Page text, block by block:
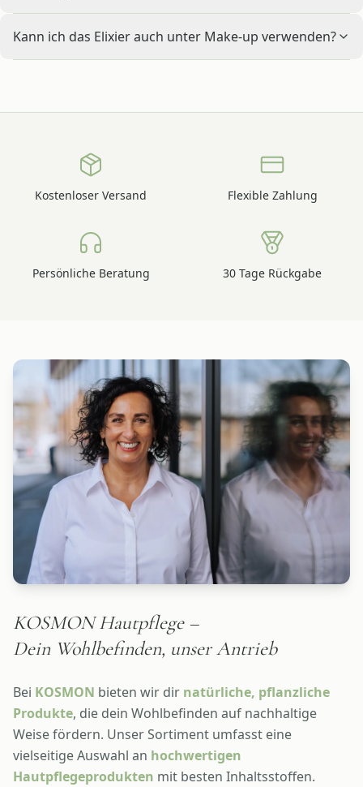
Kann ich das Elixier auch unter Make-up verwenden?
Kostenloser Versand Flexible Zahlung
Persönliche Beratung 30 Tage Rückgabe
KOSMON Hautpflege –
Dein Wohlbefinden, unser Antrieb
Bei KOSMON bieten wir dir natürliche, pflanzliche
Produkte, die dein Wohlbefinden auf nachhaltige
Weise fördern. Unser Sortiment umfasst eine
vielseitige Auswahl an hochwertigen
Hautpflegeprodukten mit besten Inhaltsstoffen.